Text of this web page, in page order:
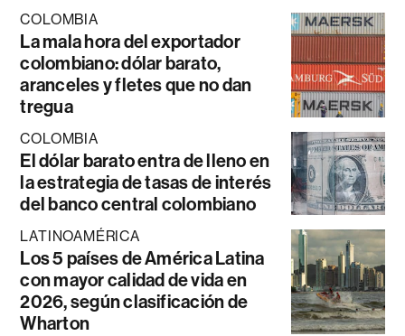
COLOMBIA
La mala hora del exportador
colombiano: dólar barato,
aranceles y fletes que no dan
tregua
COLOMBIA
El dólar barato entra de lleno en
la estrategia de tasas de interés
del banco central colombiano
LATINOAMÉRICA
Los 5 países de América Latina
con mayor calidad de vida en
2026, según clasificación de
Wharton